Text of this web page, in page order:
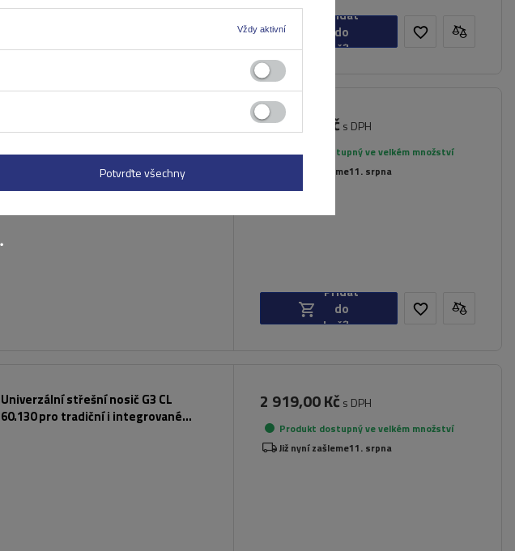
Přidat
do
košíku
integrované ocelové zábradlí
2 409,00 Kč s DPH
Produkt dostupný ve velkém množství
Již nyní zašleme11. srpna
Přidat
do
košíku
Univerzální střešní nosič G3 CL
60.130 pro tradiční i integrované
2 919,00 Kč s DPH
Produkt dostupný ve velkém množství
Již nyní zašleme11. srpna
Vždy aktivní
Potvrďte všechny